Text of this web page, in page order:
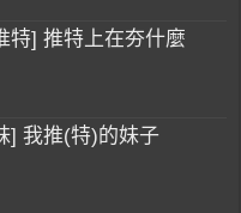
特] 推特上在夯什麼
] 我推(特)的妹子